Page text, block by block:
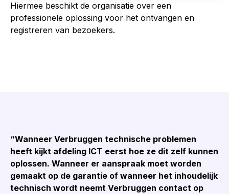
Hiermee beschikt de organisatie over een
professionele oplossing voor het ontvangen en
registreren van bezoekers.
“Wanneer Verbruggen technische problemen
heeft kijkt afdeling ICT eerst hoe ze dit zelf kunnen
oplossen. Wanneer er aanspraak moet worden
gemaakt op de garantie of wanneer het inhoudelijk
technisch wordt neemt Verbruggen contact op